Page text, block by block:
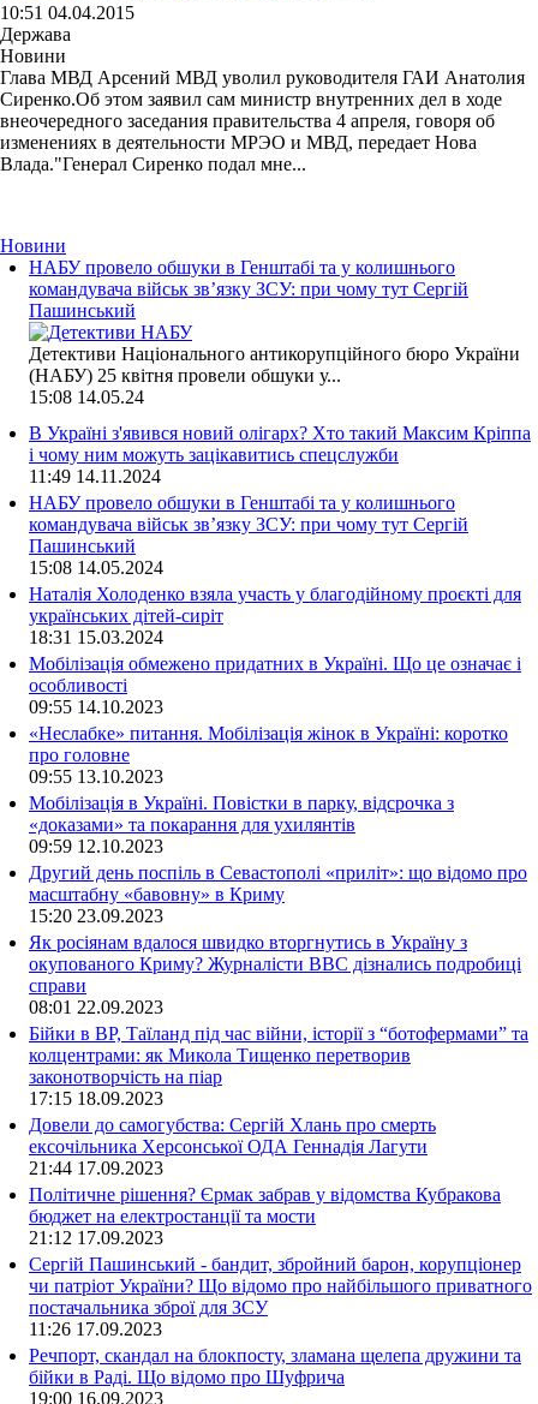
10:51 04.04.2015
Держава
Новини
Глава МВД Арсений МВД уволил руководителя ГАИ Анатолия
Сиренко.Об этом заявил сам министр внутренних дел в ходе
внеочередного заседания правительства 4 апреля, говоря об
изменениях в деятельности МРЭО и МВД, передает Нова
Влада."Генерал Сиренко подал мне...
Новини
НАБУ провело обшуки в Генштабі та у колишнього
командувача військ зв’язку ЗСУ: при чому тут Сергій
Пашинський
Детективи Національного антикорупційного бюро України
(НАБУ) 25 квітня провели обшуки у...
15:08 14.05.24
В Україні з'явився новий олігарх? Хто такий Максим Кріппа
і чому ним можуть зацікавитись спецслужби
11:49 14.11.2024
НАБУ провело обшуки в Генштабі та у колишнього
командувача військ зв’язку ЗСУ: при чому тут Сергій
Пашинський
15:08 14.05.2024
Наталія Холоденко взяла участь у благодійному проєкті для
українських дітей-сиріт
18:31 15.03.2024
Мобілізація обмежено придатних в Україні. Що це означає і
особливості
09:55 14.10.2023
«Неслабке» питання. Мобілізація жінок в Україні: коротко
про головне
09:55 13.10.2023
Мобілізація в Україні. Повістки в парку, відсрочка з
«доказами» та покарання для ухилянтів
09:59 12.10.2023
Другий день поспіль в Севастополі «приліт»: що відомо про
масштабну «бавовну» в Криму
15:20 23.09.2023
Як росіянам вдалося швидко вторгнутись в Україну з
окупованого Криму? Журналісти ВВС дізнались подробиці
справи
08:01 22.09.2023
Бійки в ВР, Таїланд під час війни, історії з “ботофермами” та
колцентрами: як Микола Тищенко перетворив
законотворчість на піар
17:15 18.09.2023
Довели до самогубства: Сергій Хлань про смерть
ексочільника Херсонської ОДА Геннадія Лагути
21:44 17.09.2023
Політичне рішення? Єрмак забрав у відомства Кубракова
бюджет на електростанції та мости
21:12 17.09.2023
Сергій Пашинський - бандит, збройний барон, корупціонер
чи патріот України? Що відомо про найбільшого приватного
постачальника зброї для ЗСУ
11:26 17.09.2023
Речпорт, скандал на блокпосту, зламана щелепа дружини та
бійки в Раді. Що відомо про Шуфрича
19:00 16.09.2023